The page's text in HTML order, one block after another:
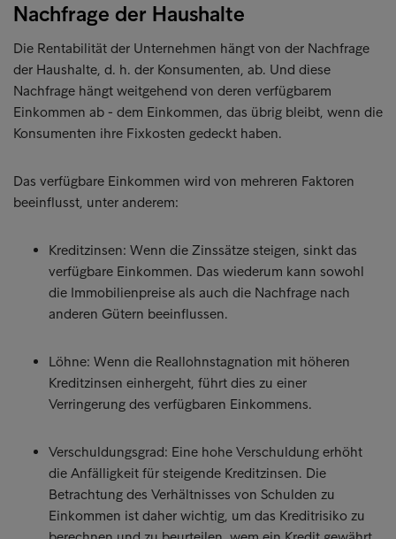
Nachfrage der Haushalte
Die Rentabilität der Unternehmen hängt von der Nachfrage
der Haushalte, d. h. der Konsumenten, ab. Und diese
Nachfrage hängt weitgehend von deren verfügbarem
Einkommen ab - dem Einkommen, das übrig bleibt, wenn die
Konsumenten ihre Fixkosten gedeckt haben.
Das verfügbare Einkommen wird von mehreren Faktoren
beeinflusst, unter anderem:
Kreditzinsen: Wenn die Zinssätze steigen, sinkt das
verfügbare Einkommen. Das wiederum kann sowohl
die Immobilienpreise als auch die Nachfrage nach
anderen Gütern beeinflussen.
Löhne: Wenn die Reallohnstagnation mit höheren
Kreditzinsen einhergeht, führt dies zu einer
Verringerung des verfügbaren Einkommens.
Verschuldungsgrad: Eine hohe Verschuldung erhöht
die Anfälligkeit für steigende Kreditzinsen. Die
Betrachtung des Verhältnisses von Schulden zu
Einkommen ist daher wichtig, um das Kreditrisiko zu